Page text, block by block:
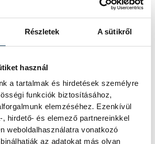
Részletek A sütikről
használ
a tartalmak és hirdetések személyre
funkciók biztosításához,
elemzéséhez. Ezenkívül
, hirdető- és elemező partnereinkkel
weboldalhasználatra vonatkozó
az adatokat más olyan
Fotó: SVSE
versenyben
Babics Marcellnek is
a nap végén a gátfutóké volt
Farkas Ákos 110 m
es egyéni csúccsal